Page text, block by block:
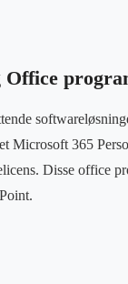
Office
Microsoft 365
Disse office